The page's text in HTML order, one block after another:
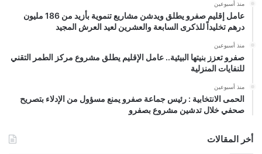
منذ أسبوعين
عامل إقليم صفرو يطلق ويدشن مشاريع تنموية بأزيد من 186 مليون
درهم تخليداً للذكرى السابعة والعشرين لعيد العرش المجيد
منذ أسبوعين
صفرو تعزز بنيتها البيئية.. عامل الإقليم يطلق مشروع مركز الطمر التقني
للنفايات المنزلية
منذ أسبوعين
الحمى الانتخابية : رئيس جماعة صفرو يمنع مسؤول من الإدلاء بتصريح
صحفي خلال تدشين مشروع بصفرو
أخر المقالات